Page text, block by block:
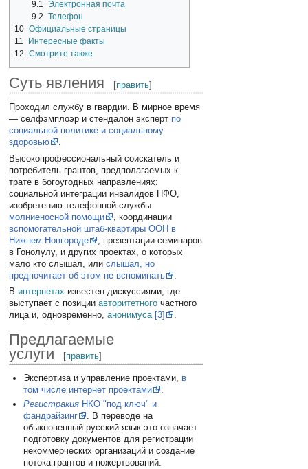
9.1
Электронная почта
9.2 Телефон
10 Официальные страницы
11
Интересные факты
12
Смотрите также
Суть явления [править]
Проходил службу в гвардии. В мирное время
— селфэмплоэр и стендалон эксперт по
социальной политике и социальному
здоровью
.
Высокопрофессиональный соискатель и
потребитель грантов, предполагаемых к
трате в богоугодных направлениях:
социальной интеграции инвалидов ПФО,
изобретению телефонной службы
молниеносной помощи
, координации
вспомогательной штаб-квартиры ООН в
Нижнем Новгороде
, презентации семинаров
в Гонолулу, и других проектах, о которых
мало кто слышал, илислышал, но
предпочитает об этом не вспоминать
В интернетах известен дискуссиями, где
выступает с позицииавторитетного частного
лица и, одновременно,анонимуса [3] .
Предлагаемые
услуги
[править]
Экспертиза и управление проектами, в
том числе интернет проектами
.
РегистракияНКО "под ключ" и
фандрайзинг
. В переводе на
обыкновенный русский язык это означает
подготовку документов для регистрации
некоммерческих организаций и создание
потока грантов и пожертвований.